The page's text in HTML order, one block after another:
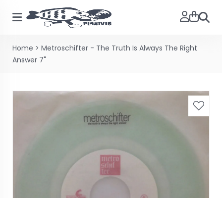
Home > Metroschifter - The Truth Is Always The Right
Answer 7"